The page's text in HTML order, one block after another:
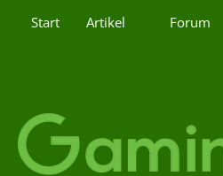
Start Artikel Forum